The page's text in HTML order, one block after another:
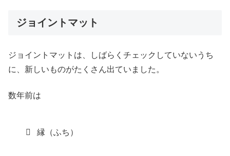
ジョイントマット
ジョイントマットは、しばらくチェックしていないうち
に、新しいものがたくさん出ていました。
数年前は
縁（ふち）